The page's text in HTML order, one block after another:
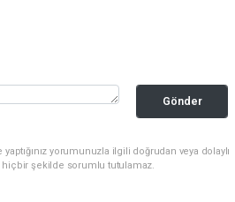
Gönder
yorumunuzla ilgili doğrudan veya dolaylı
hiçbir şekilde sorumlu tutulamaz.